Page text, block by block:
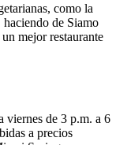
como la
haciendo de Siamo
mejor restaurante
viernes de 3 p.m. a 6
a precios